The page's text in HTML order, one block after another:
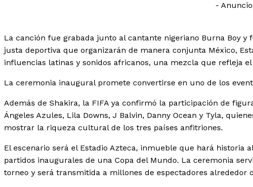
-
La canción fue grabada junto al cantante nigeriano Burna Boy
justa deportiva que organizarán de manera conjunta México,
influencias latinas y sonidos africanos, una mezcla que refleja
La ceremonia inaugural promete convertirse en uno de los
Además de Shakira, la FIFA ya confirmó la participación de
Ángeles Azules, Lila Downs, J Balvin, Danny Ocean y Tyla,
mostrar la riqueza cultural de los tres países anfitriones.
El escenario será el Estadio Azteca, inmueble que hará
partidos inaugurales de una Copa del Mundo. La ceremonia
torneo y será transmitida a millones de espectadores alrededor